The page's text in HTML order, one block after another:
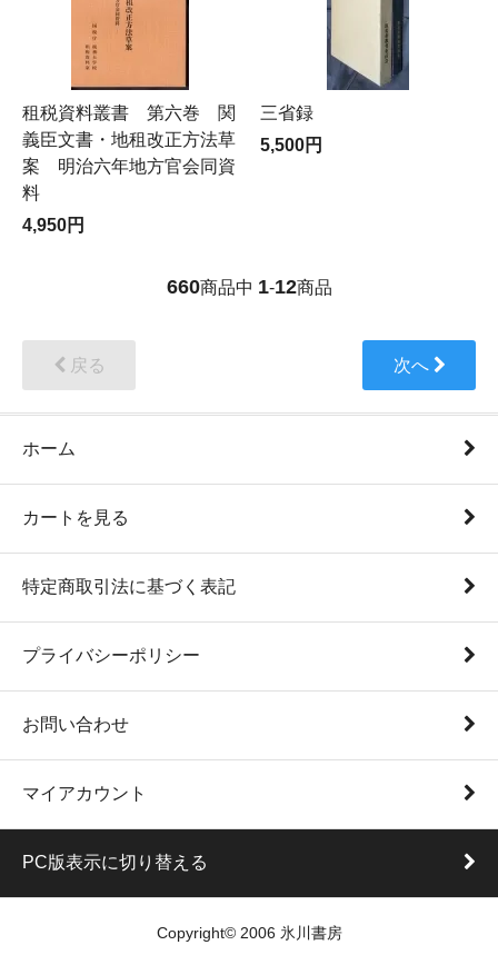
租税資料叢書 第六巻 関
義臣文書・地租改正方法草
案 明治六年地方官会同資
料
4,950円
三省録
5,500円
660商品中 1-12商品
戻る 次へ
ホーム
カートを見る
特定商取引法に基づく表記
プライバシーポリシー
お問い合わせ
マイアカウント
PC版表示に切り替える
Copyright© 2006 氷川書房